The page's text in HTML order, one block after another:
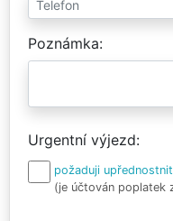
Poznámka
Urgentní výjezd
požaduji
(je účtován poplatek